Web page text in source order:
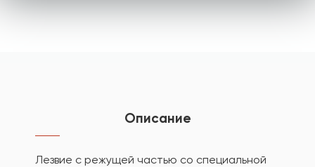
Описание
Лезвие с режущей частью со специальной